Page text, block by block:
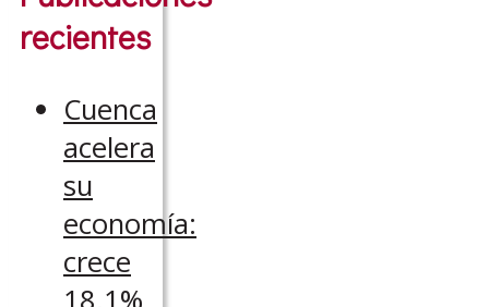
recientes
Cuenca
acelera
su
economía:
crece